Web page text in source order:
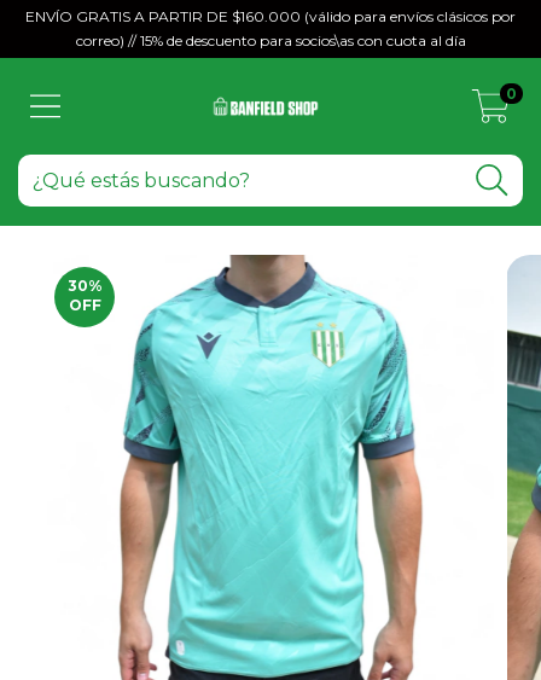
ENVÍO GRATIS A PARTIR DE $160.000 (válido para envíos clásicos por
correo) // 15% de descuento para socios\as con cuota al día
0
30%
OFF